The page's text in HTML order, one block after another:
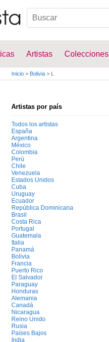
Artistas Colecciones
Inicio > Bolivia > L
Artistas por país
Todos los artistas
España
Argentina
México
Colombia
Perú
Chile
Venezuela
Estados Unidos
Cuba
Uruguay
Ecuador
República Dominicana
Brasil
Costa Rica
Portugal
Guatemala
Italia
Panamá
Bolivia
Francia
Puerto Rico
El Salvador
Paraguay
Honduras
Alemania
Canadá
Nicaragua
Reino Unido
Rusia
Países Bajos
India